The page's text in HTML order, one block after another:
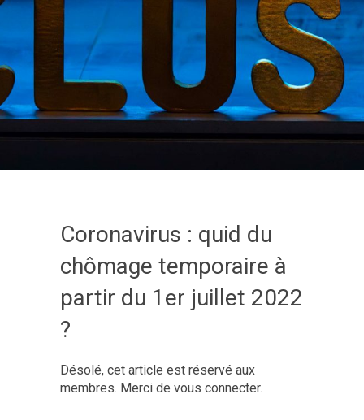
eweta
Coronavirus : quid du
chômage temporaire à
partir du 1er juillet 2022
?
Désolé, cet article est réservé aux
membres. Merci de vous connecter.